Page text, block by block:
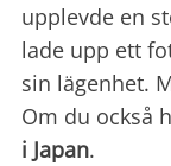
upplevde en
lade upp ett
sin lägenhet.
Om du också
i Japan.